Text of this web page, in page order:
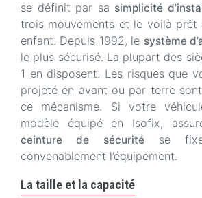
se définit par sa simplicité
trois mouvements et le voilà
enfant. Depuis 1992, le système
le plus sécurisé. La plupart des
1 en disposent. Les risques que
projeté en avant ou par terre
ce mécanisme. Si votre
modèle équipé en Isofix,
ceinture de sécuritése fixe
convenablement l’équipement.
La taille et la capacité